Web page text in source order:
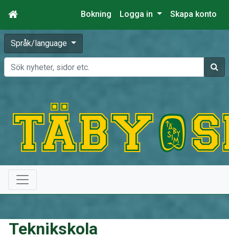
Bokning Logga in Skapa konto
Språk/language
Sök
Teknikskola